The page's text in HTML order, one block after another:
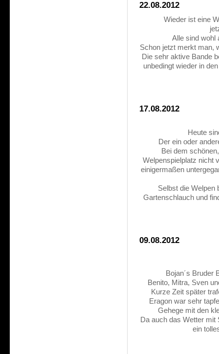
22.08.2012
Wieder ist eine
Alle sind wohl
Schon jetzt merkt man,
Die sehr aktive Bande
unbedingt wieder in
17.08.2012
Heute
Der ein oder
Bei dem
Welpenspielplatz nicht
einigermaßen
Selbst die Welpen
Gartenschlauch und
09.08.2012
Bojan´s Bruder
Benito, Mitra, Sven
Kurze Zeit später
Eragon war sehr
Gehege mit den
Da auch das Wetter
ein